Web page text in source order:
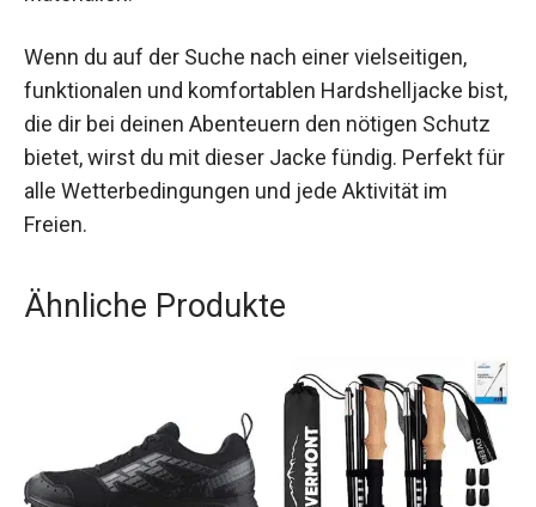
Sie vereint Schutz vor Regen und Wind mit
hervorragender Atmungsaktivität und
nachhaltigen Materialien.
Wenn du auf der Suche nach einer vielseitigen,
funktionalen und komfortablen Hardshelljacke
bist, die dir bei deinen Abenteuern den nötigen
Schutz bietet, wirst du mit dieser Jacke fündig.
Aktivität im Freien.
Ähnliche Produkte